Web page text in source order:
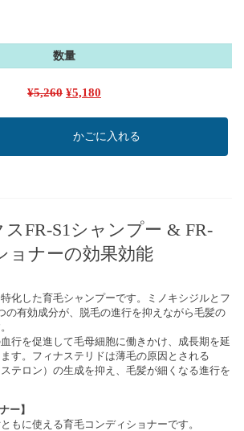
数量
¥5,260 元
格
は
た。
¥5,180
価
格
す。
かごに入れる
FR-S1シャンプー & FR-
ョナーの効果効能
化した育毛シャンプーです。ミノキシジルとフ
の有効成分が、脱毛の進行を抑えながら毛髪の
行を促進して毛母細胞に働きかけ、成長期を延
す。フィナステリドは薄毛の原因とされる
テロン）の生成を抑え、毛髪が細くなる進行を
ー】
もに使える育毛コンディショナーです。